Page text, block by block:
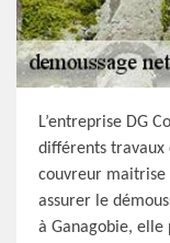
L’entreprise DG
différents travaux
couvreur maitrise
assurer le
à Ganagobie, elle